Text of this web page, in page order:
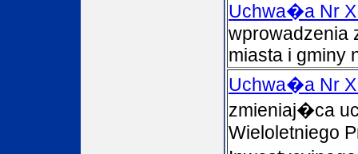
Uchwa�a Nr
wprowadzenia
miasta i gminy
Uchwa�a Nr
zmieniaj�ca
Wieloletniego